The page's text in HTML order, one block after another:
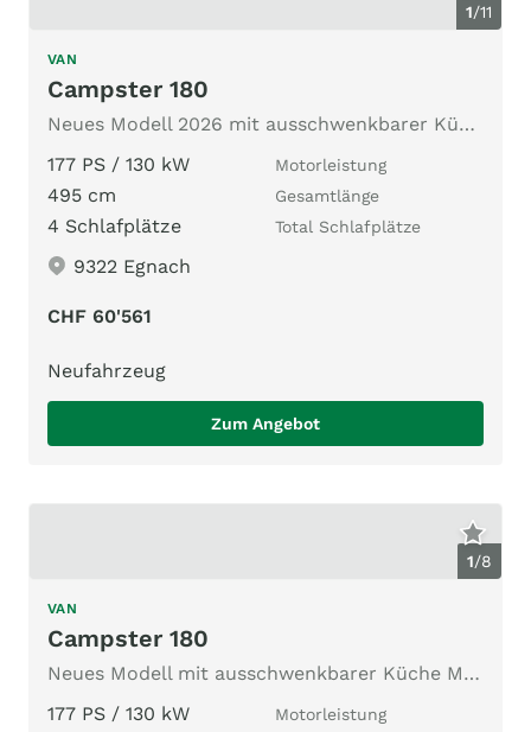
1/11
VAN
Campster 180
Neues Modell 2026 mit ausschwenkbarer Küche
177 PS / 130 kW
Motorleistung
495 cm Gesamtlänge
4 Schlafplätze Total Schlafplätze
9322 Egnach
CHF 60'561
Neufahrzeug
Zum Angebot
1/8
VAN
Campster 180
Neues Modell mit ausschwenkbarer Küche Modell 2026
177 PS / 130 kW
Motorleistung